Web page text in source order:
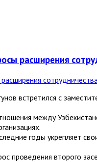
расширения
встретился с
между
годы укрепляет
проведения второго